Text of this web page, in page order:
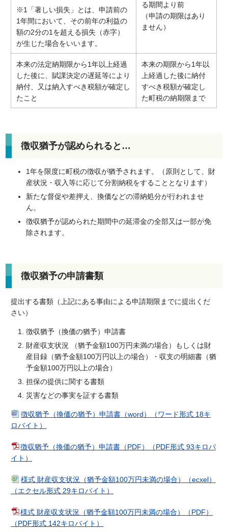
※1「著しい損失」とは、申請前の
1年間において、その前年の利益の
額の2分の1を超える損失（赤字）
が生じた場合をいいます。
る期間より前
（申請の期限はあり
ません）
本来の法定納期限から1年以上経過
した後に、賦課決定の遅延等により
納付、又は納入すべき税額が確定し
たこと
本来の期限から1年以
上経過した後に納付
すべき税額が確定し
た町税の納期限まで
徴収猶予が認められると…
1年を限度に町税の徴収が猶予されます。（原則として、財
産状況・収入等に応じて分割納税をすることとなります）
新たな督促や差押え、換価などの滞納処分が行われませ
ん。
徴収猶予が認められた期間中の延滞金の全部又は一部が免
除されます。
徴収猶予の申請書類
提出する書類（上記にある事由による申請期限までに提出くだ
さい）
徴収猶予（換価の猶予）申請書
財産収支状況 （猶予金額100万円未満の場合）もしくは財
産目録（猶予金額100万円以上の場合）・収支の明細書（猶
予金額100万円以上の場合）
担保の提供に関する書類
災害などの事実を証する書類
徴収猶予（換価の猶予）申請書（word）（ワード形式 18キ
ロバイト）
徴収猶予（換価の猶予）申請書（PDF）（PDF形式 93キロバ
イト）
様式 財産収支状況（猶予金額100万円未満の場合）（ecxel）
（エクセル形式 29キロバイト）
様式 財産収支状況（猶予金額100万円未満の場合）（PDF）
（PDF形式 142キロバイト）